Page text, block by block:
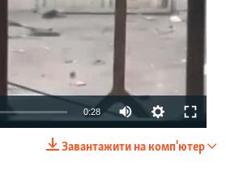
0:28
Завантажити на комп'ютер